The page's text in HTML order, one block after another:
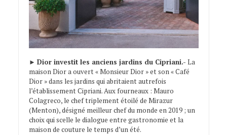
► Dior investit les anciens jardins du Cipriani.- La
maison Dior a ouvert « Monsieur Dior » et son « Café
Dior » dans les jardins qui abritaient autrefois
l’établissement Cipriani. Aux fourneaux : Mauro
Colagreco, le chef triplement étoilé de Mirazur
(Menton), désigné meilleur chef du monde en 2019 ; un
choix qui scelle le dialogue entre gastronomie et la
maison de couture le temps d’un été.